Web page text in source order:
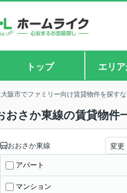
トップ エリ
阪市でファミリー向け賃貸物件を探す
おさか東線の賃貸物件
おおさか東線 変更
アパート
マンション